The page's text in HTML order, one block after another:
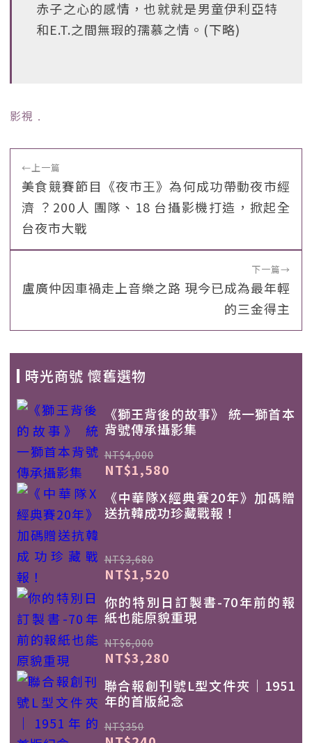
赤子之心的感情，也就就是男童伊利亞特
和E.T.之間無瑕的孺慕之情。(下略)
影視 ﹒
←上一篇
美食競賽節目《夜市王》為何成功帶動夜市經
濟 ？200人 團隊、18 台攝影機打造，掀起全
台夜市大戰
下一篇→
盧廣仲因車禍走上音樂之路 現今已成為最年輕
的三金得主
時光商號 懷舊選物
《獅王背後的故事》 統一獅首本
背號傳承攝影集
NT$4,000
NT$1,580
《中華隊X經典賽20年》加碼贈
送抗韓成功珍藏戰報！
NT$3,680
NT$1,520
你的特別日訂製書-70年前的報
紙也能原貌重現
NT$6,000
NT$3,280
聯合報創刊號L型文件夾｜1951
年的首版紀念
NT$350